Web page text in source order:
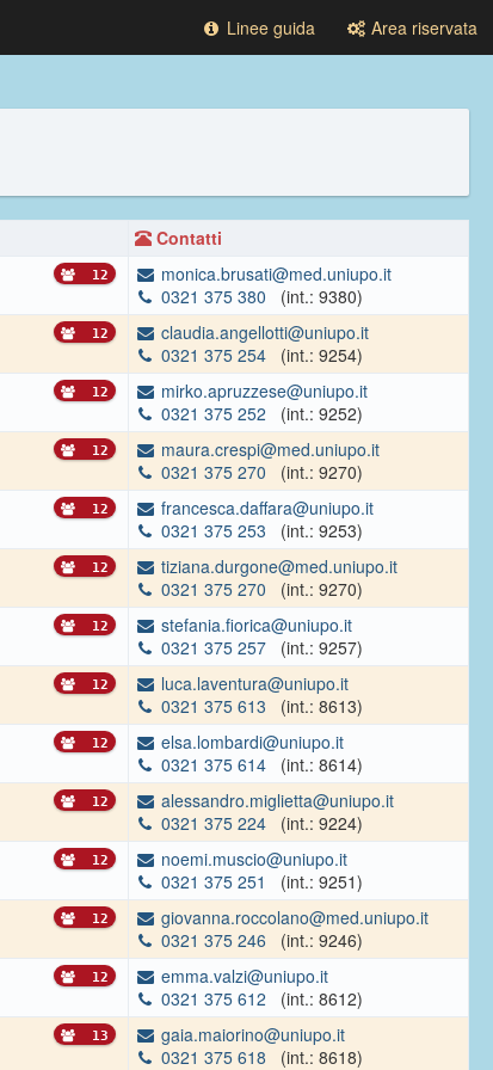
Linee guida Area riservata
Contatti
12
monica.brusati@med.uniupo.it
0321 375 380
(int.: 9380)
12
claudia.angellotti@uniupo.it
0321 375 254
(int.: 9254)
12
mirko.apruzzese@uniupo.it
0321 375 252
(int.: 9252)
12
maura.crespi@med.uniupo.it
0321 375 270
(int.: 9270)
12
francesca.daffara@uniupo.it
0321 375 253
(int.: 9253)
12
tiziana.durgone@med.uniupo.it
0321 375 270
(int.: 9270)
12
stefania.fiorica@uniupo.it
0321 375 257
(int.: 9257)
12
luca.laventura@uniupo.it
0321 375 613
(int.: 8613)
12
elsa.lombardi@uniupo.it
0321 375 614
(int.: 8614)
12
alessandro.miglietta@uniupo.it
0321 375 224
(int.: 9224)
12
noemi.muscio@uniupo.it
0321 375 251
(int.: 9251)
12
giovanna.roccolano@med.uniupo.it
0321 375 246
(int.: 9246)
12
emma.valzi@uniupo.it
0321 375 612
(int.: 8612)
13
gaia.maiorino@uniupo.it
0321 375 618
(int.: 8618)